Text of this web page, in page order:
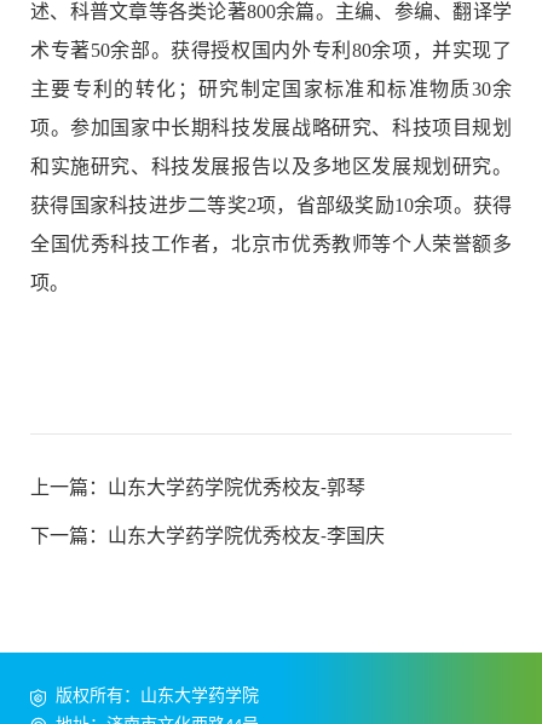
述、科普文章等各类论著800余篇。主编、参编、翻译学
术专著50余部。获得授权国内外专利80余项，并实现了
主要专利的转化；研究制定国家标准和标准物质30余
项。参加国家中长期科技发展战略研究、科技项目规划
和实施研究、科技发展报告以及多地区发展规划研究。
获得国家科技进步二等奖2项，省部级奖励10余项。获得
全国优秀科技工作者，北京市优秀教师等个人荣誉额多
项。
上一篇： 山东大学药学院优秀校友-郭琴
下一篇： 山东大学药学院优秀校友-李国庆
版权所有：山东大学药学院